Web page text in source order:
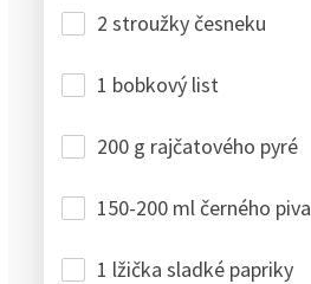
2 stroužky česneku
1 bobkový list
200 g rajčatového pyré
150-200 ml černého piva
1 lžička sladké papriky